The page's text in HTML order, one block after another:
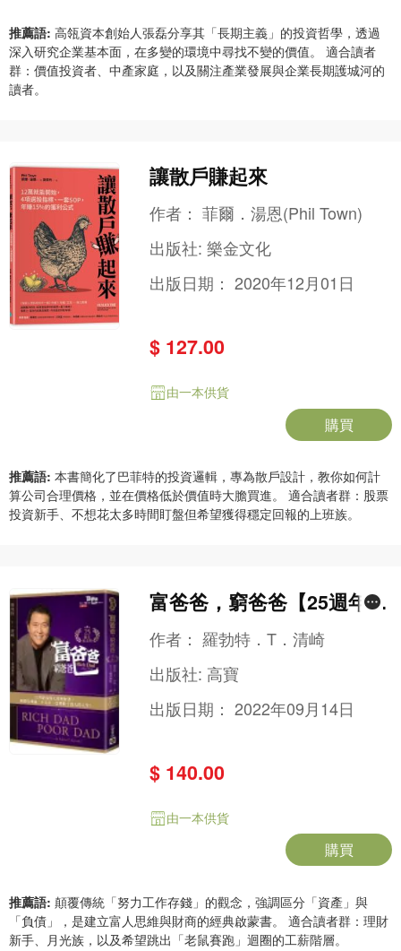
推薦語: 高瓴資本創始人張磊分享其「長期主義」的投資哲學，透過
深入研究企業基本面，在多變的環境中尋找不變的價值。 適合讀者
群：價值投資者、中產家庭，以及關注產業發展與企業長期護城河的
讀者。
讓散戶賺起來
作者：菲爾．湯恩(Phil Town)
出版社:樂金文化
出版日期：2020年12月01日
$ 127.00
由一本供貨
購買
推薦語: 本書簡化了巴菲特的投資邏輯，專為散戶設計，教你如何計
算公司合理價格，並在價格低於價值時大膽買進。 適合讀者群：股票
投資新手、不想花太多時間盯盤但希望獲得穩定回報的上班族。
富爸爸，窮爸爸【25週年紀
念版】
作者：羅勃特．T．清崎
出版社: 高寶
出版日期：2022年09月14日
$ 140.00
由一本供貨
購買
推薦語: 顛覆傳統「努力工作存錢」的觀念，強調區分「資產」與
「負債」，是建立富人思維與財商的經典啟蒙書。 適合讀者群：理財
新手、月光族，以及希望跳出「老鼠賽跑」迴圈的工薪階層。